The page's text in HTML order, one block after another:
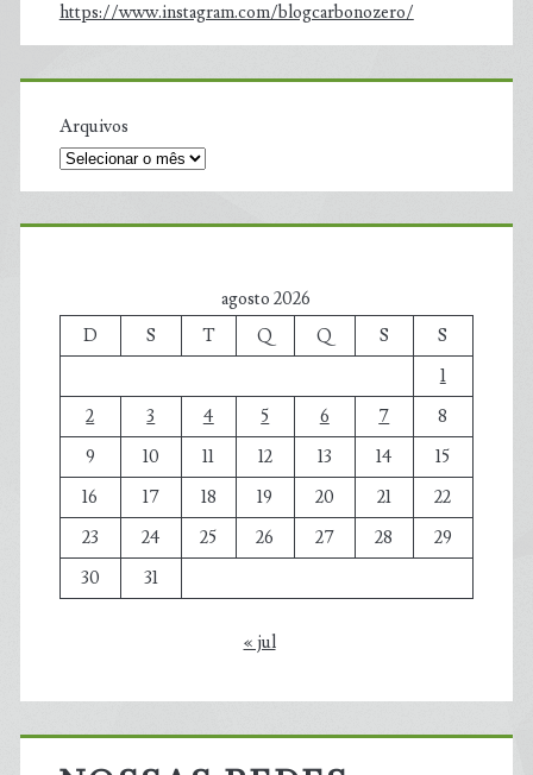
https://www.instagram.com/blogcarbonozero/
Arquivos
agosto 2026
D
S T Q Q S
S
1
2
3 4 5 6 7
8
9
10 11 12 13 14
15
16
17 18 19 20 21
22
23
24 25 26 27 28
29
30
31
« jul